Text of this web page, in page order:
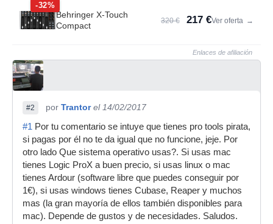
-32%
Behringer X-Touch
Compact
320 € 217 €Ver oferta →
Enlaces de afiliación
#2 por Trantor el 14/02/2017
#1 Por tu comentario se intuye que tienes pro tools pirata,
si pagas por él no te da igual que no funcione, jeje. Por
otro lado Que sistema operativo usas?. Si usas mac
tienes Logic ProX a buen precio, si usas linux o mac
tienes Ardour (software libre que puedes conseguir por
1€), si usas windows tienes Cubase, Reaper y muchos
mas (la gran mayoría de ellos también disponibles para
mac). Depende de gustos y de necesidades. Saludos.